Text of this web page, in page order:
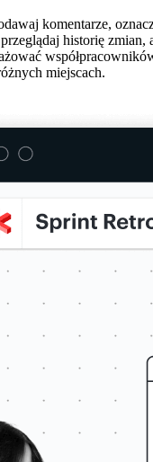
komentarze,
historię zmian,
miejscach.